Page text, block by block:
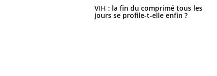
VIH : la fin du comprimé tous les
jours se profile-t-elle enfin ?